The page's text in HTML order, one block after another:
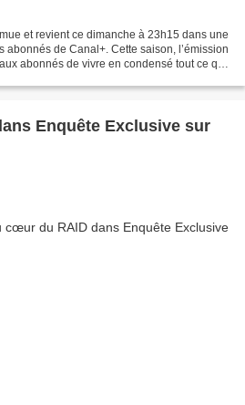
et revient ce dimanche à 23h15 dans une
abonnés de Canal+. Cette saison, l’émission
abonnés de vivre en condensé tout ce qui
Enquête Exclusive sur